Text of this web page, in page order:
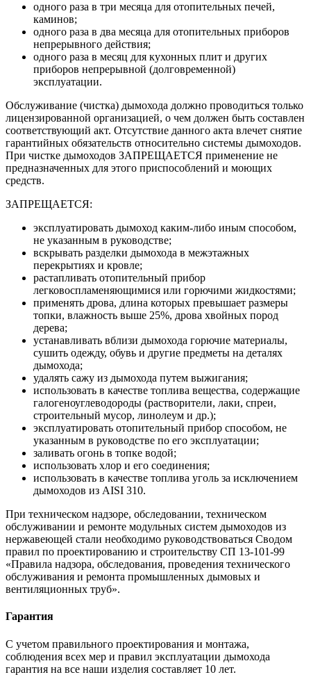
одного раза в три месяца для отопительных печей,
каминов;
одного раза в два месяца для отопительных приборов
непрерывного действия;
одного раза в месяц для кухонных плит и других
приборов непрерывной (долговременной)
эксплуатации.
Обслуживание (чистка) дымохода должно проводиться только
лицензированной организацией, о чем должен быть составлен
соответствующий акт. Отсутствие данного акта влечет снятие
гарантийных обязательств относительно системы дымоходов.
При чистке дымоходов ЗАПРЕЩАЕТСЯ применение не
предназначенных для этого приспособлений и моющих
средств.
ЗАПРЕЩАЕТСЯ:
эксплуатировать дымоход каким-либо иным способом,
не указанным в руководстве;
вскрывать разделки дымохода в межэтажных
перекрытиях и кровле;
растапливать отопительный прибор
легковоспламеняющимися или горючими жидкостями;
применять дрова, длина которых превышает размеры
топки, влажность выше 25%, дрова хвойных пород
дерева;
устанавливать вблизи дымохода горючие материалы,
сушить одежду, обувь и другие предметы на деталях
дымохода;
удалять сажу из дымохода путем выжигания;
использовать в качестве топлива вещества, содержащие
галогеноуглеводороды (растворители, лаки, спреи,
строительный мусор, линолеум и др.);
эксплуатировать отопительный прибор способом, не
указанным в руководстве по его эксплуатации;
заливать огонь в топке водой;
использовать хлор и его соединения;
использовать в качестве топлива уголь за исключением
дымоходов из AISI 310.
При техническом надзоре, обследовании, техническом
обслуживании и ремонте модульных систем дымоходов из
нержавеющей стали необходимо руководствоваться Сводом
правил по проектированию и строительству СП 13-101-99
«Правила надзора, обследования, проведения технического
обслуживания и ремонта промышленных дымовых и
вентиляционных труб».
Гарантия
С учетом правильного проектирования и монтажа,
соблюдения всех мер и правил эксплуатации дымохода
гарантия на все наши изделия составляет 10 лет.